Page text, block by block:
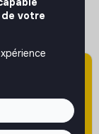
il y a
est sans
votre